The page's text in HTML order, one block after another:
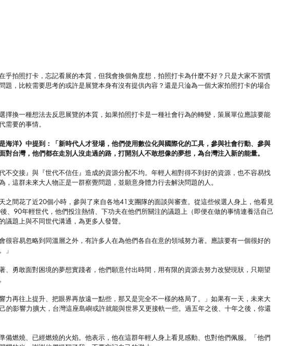
乎拍照打卡，忘記看展的本質，但我會換個角度想，拍照打卡為什麼不好？只是大家不習慣
題，比較需要思考的或許是展覽本身有沒有提供內容？還是只淪為一個大家拍照打卡的場合
擇換一種想法去反思展覽的本質，如果拍照打卡是一種社會行為的轉變，策展單位應該要能
需要的事情。
海洋》中提到：「新時代人才登場，他們使用數位化與國際化的工具，參與社會行動、參與
對台灣，他們都在走別人沒走過的路，打開別人不敢想像的夢想，為台灣注入新的能量。
不交接』與『世代不信任』造成的資源分配不均。年輕人相對得不到好的資源，也不容易找
這群未來大人物正是一群察覺問題，並願意身體力行去解決問題的人。
之間花了近20個小時，參與了來自各地41支團隊的面談與審查。從這些候選人身上，他看見
90年輕世代，他們投注熱情、下功夫在他們所關注的議題上（即便在做的事情連養活自己
題上與不同世代溝通，為更多人發聲。
很容易忽略到同溫層之外，有許多人在為他們各自在意的領域努力著。應該要有一個很好的
」
、勇敢面對困境的夢想實踐者，他們願意付出時間，用有限的資源去努力改變現狀，只期望
力再往上提升、把眼界再放遠一點些，那又是完全不一樣的格局了。」如果有一天，未來大
的影響力擴大，台灣這座島嶼或許就能與世界又更接軌一些。過五年之後、十年之後，你還
備燃燒、已經燃燒的火焰。他表示，他在這群年輕人身上看見感動、也對他們佩服。「他們